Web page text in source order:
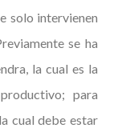
solo intervienen
se ha
la cual es la
para
cual debe estar